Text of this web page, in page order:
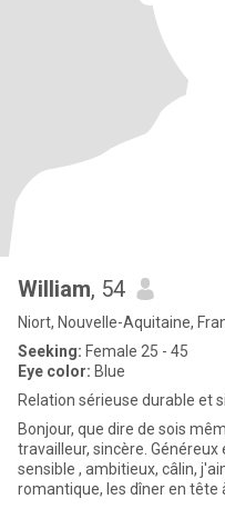
William, 54
Niort, Nouvelle-Aquitaine,
Seeking: Female 25 - 45
Eye color: Blue
Relation sérieuse durable et
Bonjour, que dire de sois même. Je ne suis n y dieu , n'y diable ,
travailleur, sincère. Généreux en amour , plein d humour , tendre ,
sensible , ambitieux, câlin, j'aime la nature , les promenades